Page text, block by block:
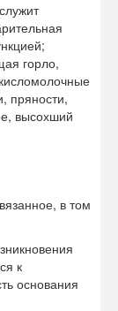
горло,
пряности,
высохший
в том
к
основания